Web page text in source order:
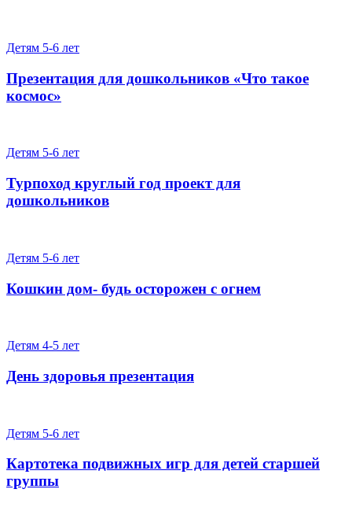
Детям 5-6 лет
Презентация для дошкольников «Что такое
космос»
Детям 5-6 лет
Турпоход круглый год проект для
дошкольников
Детям 5-6 лет
Кошкин дом- будь осторожен с огнем
Детям 4-5 лет
День здоровья презентация
Детям 5-6 лет
Картотека подвижных игр для детей старшей
группы